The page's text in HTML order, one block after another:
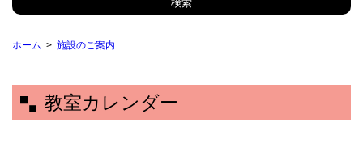
ホーム 施設のご案内
教室カレンダー